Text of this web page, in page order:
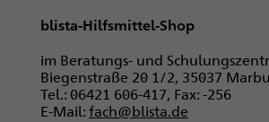
blista-Hilfsmittel-Shop
im Beratungs- und
Biegenstraße 20 1/2, 35037
Tel.: 06421 606-417, Fax: -256
E-Mail:fach@blista.de